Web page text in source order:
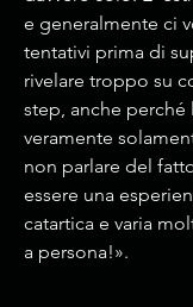
e generalmente ci
tentativi prima di
rivelare troppo su
step, anche perché
veramente
non parlare del
essere una
catartica e varia
a persona!».